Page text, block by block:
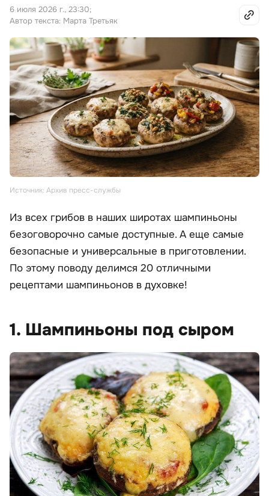
6 июля 2026 г., 23:30;
Автор текста: Марта Третьяк
Источник: Архив пресс-службы
Из всех грибов в наших широтах шампиньоны
безоговорочно самые доступные. А еще самые
безопасные и универсальные в приготовлении.
По этому поводу делимся 20 отличными
рецептами шампиньонов в духовке!
1. Шампиньоны под сыром